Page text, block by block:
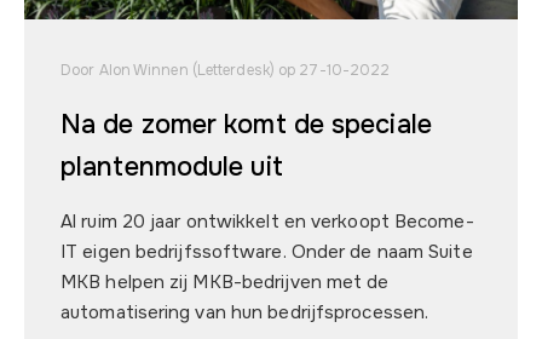
Door Alon Winnen (Letterdesk) op 27-10-2022
Na de zomer komt de speciale
plantenmodule uit
Al ruim 20 jaar ontwikkelt en verkoopt Become-
IT eigen bedrijfssoftware. Onder de naam Suite
MKB helpen zij MKB-bedrijven met de
automatisering van hun bedrijfsprocessen.